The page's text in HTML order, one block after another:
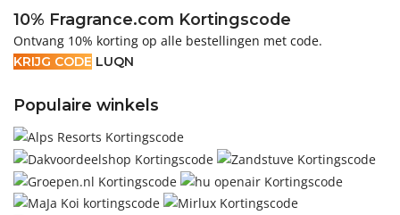
10% Fragrance.com Kortingscode
Ontvang 10% korting op alle bestellingen met code.
KRIJG CODE LUQN
Populaire winkels